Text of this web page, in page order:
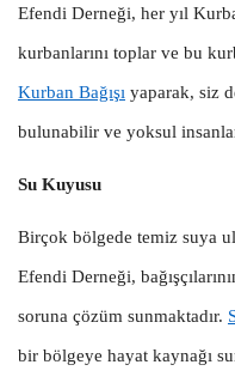
Efendi Derneği, her yıl
kurbanlarını toplar ve bu
Kurban Bağışı yaparak, siz
bulunabilir ve yoksul
Su Kuyusu
Birçok bölgede temiz suya
Efendi Derneği,
soruna çözüm sunmaktadır.
bir bölgeye hayat kaynağı